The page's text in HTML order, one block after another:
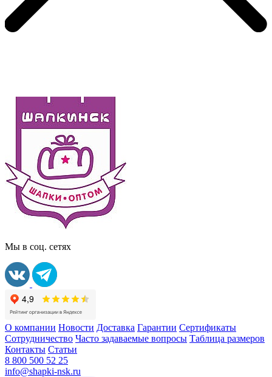
Мы в соц. сетях
О компании Новости Доставка Гарантии Сертификаты
Сотрудничество Часто задаваемые вопросы Таблица размеров
Контакты Статьи
8 800 500 52 25
info@shapki-nsk.ru